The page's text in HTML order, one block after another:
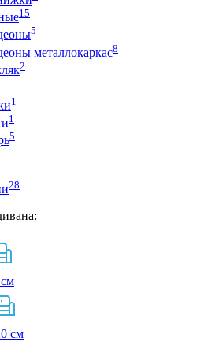
15
5
металлокаркас8
2
1
1
5
28
см